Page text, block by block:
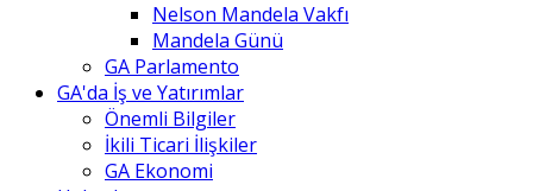
Nelson Mandela Vakfı
Mandela Günü
GA Parlamento
GA'da İş ve Yatırımlar
Önemli Bilgiler
İkili Ticari İlişkiler
GA Ekonomi